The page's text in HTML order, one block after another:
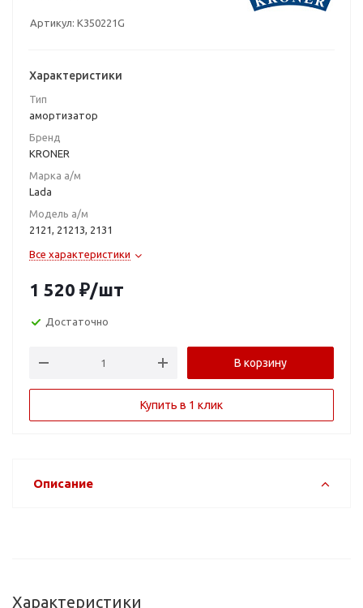
Артикул: K350221G
Характеристики
Тип
амортизатор
Бренд
KRONER
Марка а/м
Lada
Модель а/м
2121, 21213, 2131
Все характеристики
1 520 ₽/шт
Достаточно
В корзину
Купить в 1 клик
Описание
Характеристики